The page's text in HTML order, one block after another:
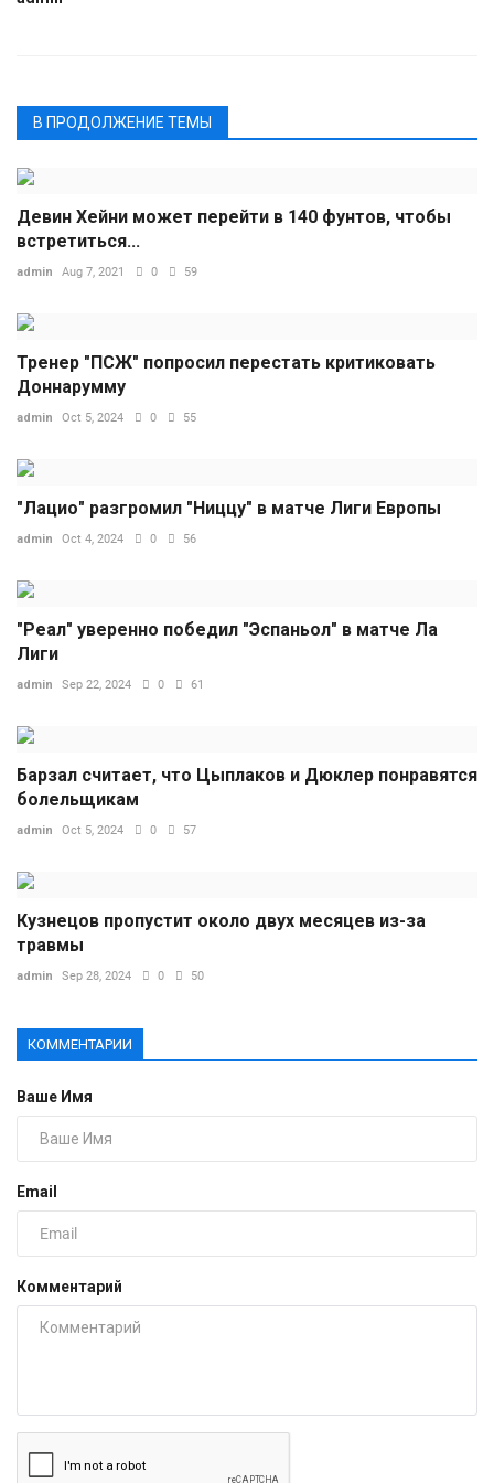
В ПРОДОЛЖЕНИЕ ТЕМЫ
Девин Хейни может перейти в 140 фунтов, чтобы
встретиться...
admin Aug 7, 2021 0 59
Тренер "ПСЖ" попросил перестать критиковать
Доннарумму
admin Oct 5, 2024 0 55
"Лацио" разгромил "Ниццу" в матче Лиги Европы
admin Oct 4, 2024 0 56
"Реал" уверенно победил "Эспаньол" в матче Ла
Лиги
admin Sep 22, 2024 0 61
Барзал считает, что Цыплаков и Дюклер понравятся
болельщикам
admin Oct 5, 2024 0 57
Кузнецов пропустит около двух месяцев из-за
травмы
admin Sep 28, 2024 0 50
КОММЕНТАРИИ
Ваше Имя
Email
Комментарий